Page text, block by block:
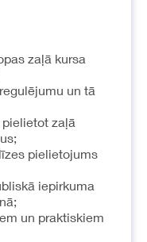
zaļā kursa
un tā
zaļā
pielietojums
iepirkuma
un praktiskiem